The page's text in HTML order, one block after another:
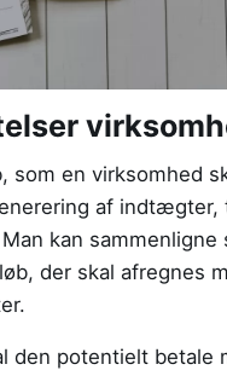
en virksomhed
af indtægter,
kan sammenligne
der skal afregnes
potentielt betale